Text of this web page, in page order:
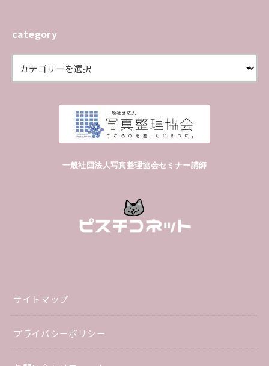
category
一般社団法人写真整理協会セミナー講師
サイトマップ
プライバシーポリシー